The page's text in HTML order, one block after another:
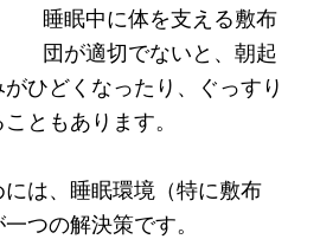
睡眠中に体を支える敷布
団が適切でないと、朝起
ひどくなったり、ぐっすり
ともあります。
は、睡眠環境（特に敷布
つの解決策です。